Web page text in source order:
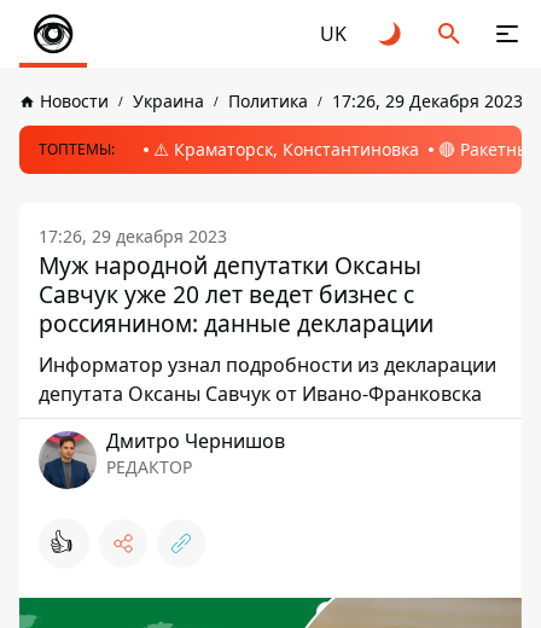
UK
Новости Украина Политика 17:26, 29 Декабря 2023
ТОПТЕМЫ: ⚠️ Краматорск, Константиновка 🔴
17:26, 29 декабря 2023
Муж народной депутатки Оксаны
Савчук уже 20 лет ведет бизнес с
россиянином: данные декларации
Информатор узнал подробности из декларации
депутата Оксаны Савчук от Ивано-Франковска
Дмитро Чернишов
РЕДАКТОР
👍